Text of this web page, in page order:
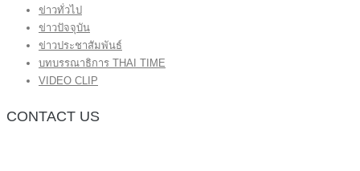
ข่าวทั่วไป
ข่าวปัจจุบัน
ข่าวประชาสัมพันธ์
บทบรรณาธิการ THAI TIME
VIDEO CLIP
CONTACT US